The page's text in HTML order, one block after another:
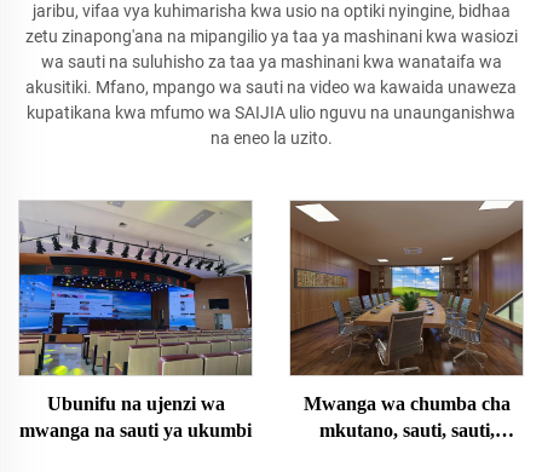
jaribu, vifaa vya kuhimarisha kwa usio na optiki nyingine, bidhaa
zetu zinapong'ana na mipangilio ya taa ya mashinani kwa wasiozi
wa sauti na suluhisho za taa ya mashinani kwa wanataifa wa
akusitiki. Mfano, mpango wa sauti na video wa kawaida unaweza
kupatikana kwa mfumo wa SAIJIA ulio nguvu na unaunganishwa
na eneo la uzito.
Ubunifu na ujenzi wa
mwanga na sauti ya ukumbi
Mwanga wa chumba cha
mkutano, sauti, sauti,